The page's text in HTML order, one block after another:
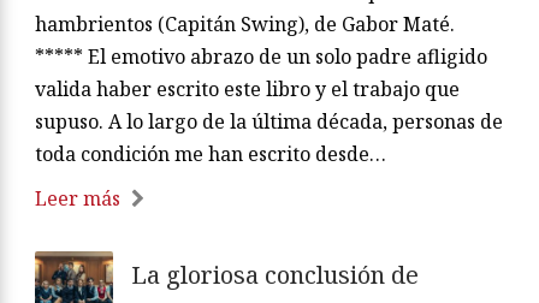
hambrientos (Capitán Swing), de Gabor Maté.
***** El emotivo abrazo de un solo padre afligido
valida haber escrito este libro y el trabajo que
supuso. A lo largo de la última década, personas de
toda condición me han escrito desde…
Leer más
La gloriosa conclusión de